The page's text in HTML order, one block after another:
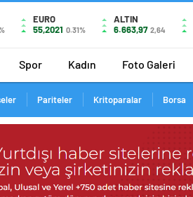
EURO
55,2021 0.31%
ALTIN
6.663,97 2,64
Spor Kadın Foto Galeri
Pariteler Kritoparalar Borsa